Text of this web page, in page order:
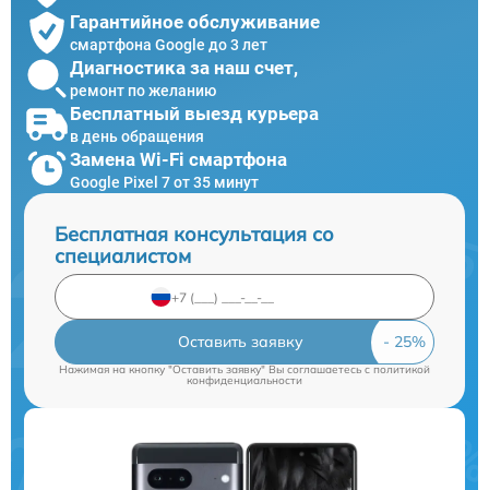
Гарантийное обслуживание
смартфона Google до 3 лет
Диагностика за наш счет,
ремонт по желанию
Бесплатный выезд курьера
в день обращения
Замена Wi-Fi смартфона
Google Pixel 7 от 35 минут
Бесплатная консультация со
специалистом
Оставить заявку
Нажимая на кнопку "Оставить заявку" Вы соглашаетесь c политикой
конфиденциальности